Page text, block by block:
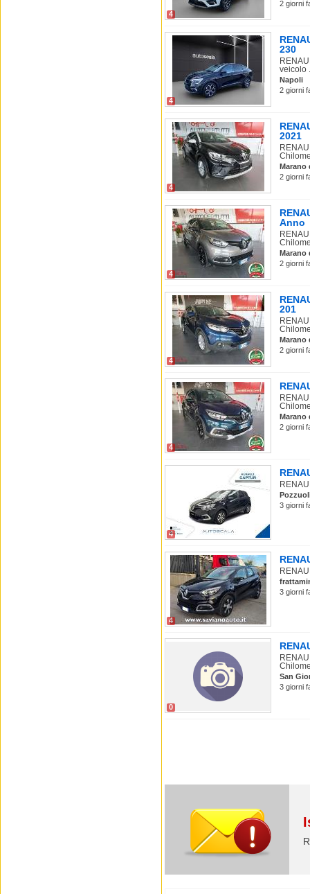
4
2 giorni
4
230
veicolo
Napoli
2 giorni
4
2021
Marano
2 giorni
4
Anno
Marano
2 giorni
4
201
Marano
2 giorni
4
Marano
2 giorni
4
3 giorni
4
3 giorni
0
San
3 giorni